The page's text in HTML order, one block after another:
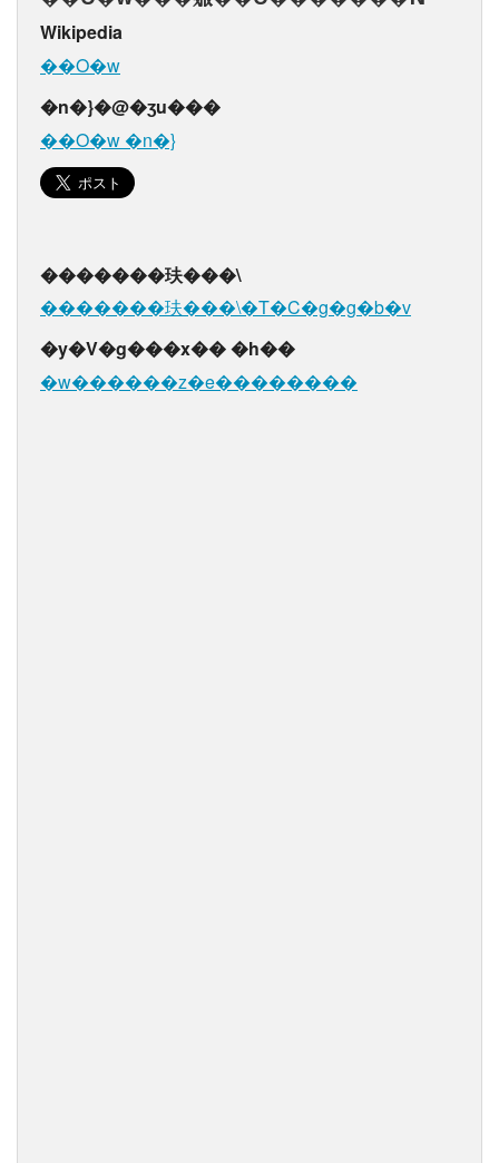
Wikipedia
��O�w
�n�}�@�ʒu���
��O�w �n�}
�������玞���\
�������玞���\�T�C�g�g�b�v
�y�V�g���x�� �h��
�w������z�e��������